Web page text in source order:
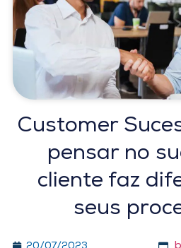
Customer
pensar no
cliente faz
seus